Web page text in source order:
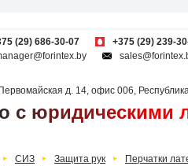
(29) 686-30-07
+375 (29) 239-
д. 14, офис 006,
с юридическими
СИЗ Защита рук
Перчатки